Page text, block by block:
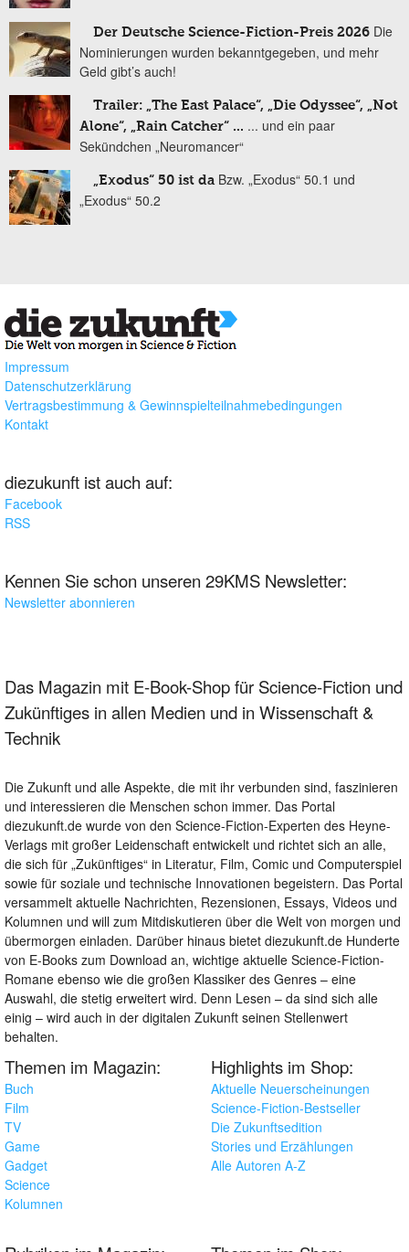
Der Deutsche Science-Fiction-Preis 2026 Die
Nominierungen wurden bekanntgegeben, und mehr
Geld gibt’s auch!
Trailer: „The East Palace“, „Die Odyssee“, „Not
Alone“, „Rain Catcher“ ... ... und ein paar
Sekündchen „Neuromancer“
„Exodus“ 50 ist da Bzw. „Exodus“ 50.1 und
„Exodus“ 50.2
Impressum
Datenschutzerklärung
Vertragsbestimmung & Gewinnspielteilnahmebedingungen
Kontakt
diezukunft ist auch auf:
Facebook
RSS
Kennen Sie schon unseren 29KMS Newsletter:
Newsletter abonnieren
Das Magazin mit E-Book-Shop für Science-Fiction und
Zukünftiges in allen Medien und in Wissenschaft &
Technik
Die Zukunft und alle Aspekte, die mit ihr verbunden sind, faszinieren
und interessieren die Menschen schon immer. Das Portal
diezukunft.de wurde von den Science-Fiction-Experten des Heyne-
Verlags mit großer Leidenschaft entwickelt und richtet sich an alle,
die sich für „Zukünftiges“ in Literatur, Film, Comic und Computerspiel
sowie für soziale und technische Innovationen begeistern. Das Portal
versammelt aktuelle Nachrichten, Rezensionen, Essays, Videos und
Kolumnen und will zum Mitdiskutieren über die Welt von morgen und
übermorgen einladen. Darüber hinaus bietet diezukunft.de Hunderte
von E-Books zum Download an, wichtige aktuelle Science-Fiction-
Romane ebenso wie die großen Klassiker des Genres – eine
Auswahl, die stetig erweitert wird. Denn Lesen – da sind sich alle
einig – wird auch in der digitalen Zukunft seinen Stellenwert
behalten.
Themen im Magazin:
Buch
Film
TV
Game
Gadget
Science
Kolumnen
Highlights im Shop:
Aktuelle Neuerscheinungen
Science-Fiction-Bestseller
Die Zukunftsedition
Stories und Erzählungen
Alle Autoren A-Z